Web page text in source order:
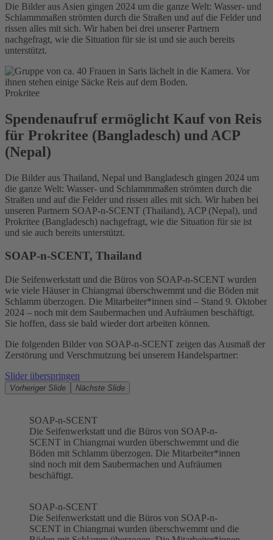
Die Bilder aus Asien gingen 2024 um die ganze Welt: Wasser- und
Schlammmaßen strömten durch die Straßen und auf die Felder und
rissen alles mit sich. Wir haben bei drei unserer Partnern
nachgefragt, wie die Situation für sie ist und sie auch bereits
unterstützt.
Prokritee
Spendenaufruf ermöglicht Kauf von Reis
für Prokritee (Bangladesch) und ACP
(Nepal)
Die Bilder aus Thailand, Nepal und Bangladesch gingen 2024 um
die ganze Welt: Wasser- und Schlammmaßen strömten durch die
Straßen und auf die Felder und rissen alles mit sich. Wir haben bei
unseren Partnern SOAP-n-SCENT (Thailand), ACP (Nepal), und
Prokritee (Bangladesch) nachgefragt, wie die Situation für sie ist
und sie auch bereits unterstützt.
SOAP-n-SCENT, Thailand
Die Seifenwerkstatt und die Büros von SOAP-n-SCENT wurden
wie viele Häuser in Chiangmai überschwemmt und die Böden mit
Schlamm überzogen. Die Mitarbeiter*innen sind – Stand 9. Oktober
2024 – noch mit dem Saubermachen und Aufräumen beschäftigt.
Sie hoffen, dass sie bald wieder dort arbeiten können.
Die folgenden Bilder von SOAP-n-SCENT zeigen das Ausmaß der
Zerstörung und Verschmutzung bei unserem Handelspartner:
Slider überspringen
Vorheriger Slide Nächste Slide
SOAP-n-SCENT
Die Seifenwerkstatt und die Büros von SOAP-n-
SCENT in Chiangmai wurden überschwemmt und die
Böden mit Schlamm überzogen. Die Mitarbeiter*innen
sind noch mit dem Saubermachen und Aufräumen
beschäftigt.
SOAP-n-SCENT
Die Seifenwerkstatt und die Büros von SOAP-n-
SCENT in Chiangmai wurden überschwemmt und die